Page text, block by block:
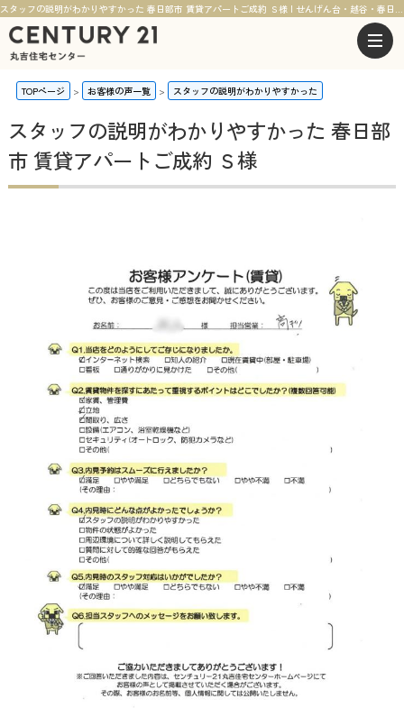
スタッフの説明がわかりやすかった 春日部市 賃貸アパートご成約 Ｓ様 | せんげん台・越谷・春日部の不動産ならセンチュリー21丸吉住宅センター
TOPページ お客様の声一覧 スタッフの説明がわかりやすかった
スタッフの説明がわかりやすかった 春日部
市 賃貸アパートご成約 Ｓ様